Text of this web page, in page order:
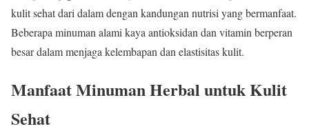
kulit sehat dari dalam dengan kandungan nutrisi yang bermanfaat.
Beberapa minuman alami kaya antioksidan dan vitamin berperan
besar dalam menjaga kelembapan dan elastisitas kulit.
Manfaat Minuman Herbal untuk Kulit
Sehat